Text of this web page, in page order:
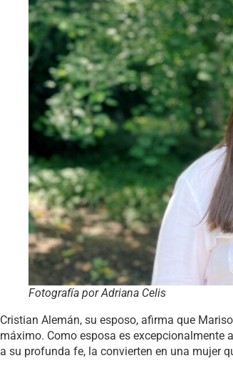
Fotografía por Adriana Celis
Cristian Alemán, su esposo, afirma que
máximo. Como esposa es excepcionalmente
a su profunda fe, la convierten en una mujer